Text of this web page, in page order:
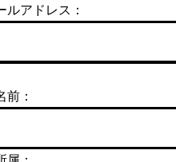
アドレス：
：